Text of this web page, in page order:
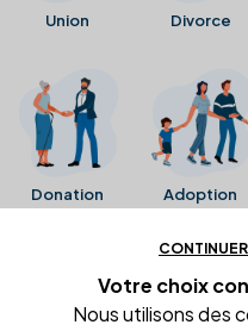
Union Divorce
Donation Adoption
Ces avis proviennent
Business de l'office
Votre choix
Nous utilisons des